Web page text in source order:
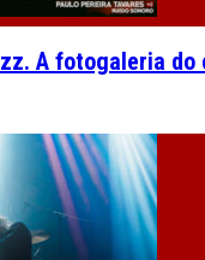
A fotogaleria do